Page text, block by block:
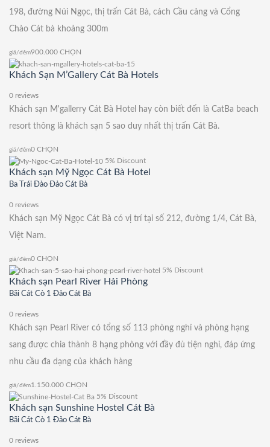
198, đường Núi Ngọc, thị trấn Cát Bà, cách Cầu cảng và Cổng
Chào Cát bà khoảng 300m
giá/đêm900.000 CHỌN
Khách Sạn M’Gallery Cát Bà Hotels
0 reviews
Khách sạn M'gallerry Cát Bà Hotel hay còn biết đến là CatBa beach
resort thông là khách sạn 5 sao duy nhất thị trấn Cát Bà.
giá/đêm0 CHỌN
5% Discount
Khách sạn Mỹ Ngọc Cát Bà Hotel
Ba Trái Đào Đảo Cát Bà
0 reviews
Khách sạn Mỹ Ngọc Cát Bà có vị trí tại số 212, đường 1/4, Cát Bà,
Việt Nam.
giá/đêm0 CHỌN
5% Discount
Khách sạn Pearl River Hải Phòng
Bãi Cát Cò 1 Đảo Cát Bà
0 reviews
Khách sạn Pearl River có tổng số 113 phòng nghỉ và phòng hạng
sang được chia thành 8 hạng phòng với đầy đủ tiện nghi, đáp ứng
nhu cầu đa dạng của khách hàng
giá/đêm1.150.000 CHỌN
5% Discount
Khách sạn Sunshine Hostel Cát Bà
Bãi Cát Cò 1 Đảo Cát Bà
0 reviews